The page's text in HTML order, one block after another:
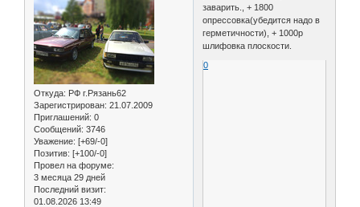
Откуда: РФ г.Рязань62
Зарегистрирован: 21.07.2009
Приглашений: 0
Сообщений: 3746
Уважение: [+69/-0]
Позитив: [+100/-0]
Провел на форуме:
3 месяца 29 дней
Последний визит:
01.08.2026 13:49
заварить., + 1800
опрессовка(убедится надо в
герметичности), + 1000р
шлифовка плоскости.
0